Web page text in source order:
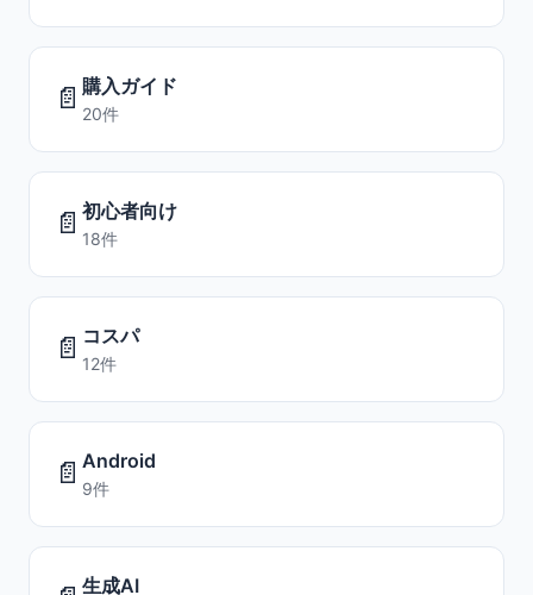
📄 購入ガイド
20件
📄 初心者向け
18件
📄 コスパ
12件
📄 Android
9件
生成AI